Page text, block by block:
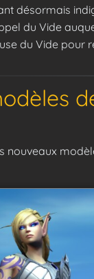
désormais
du Vide
du Vide pour
nouveaux